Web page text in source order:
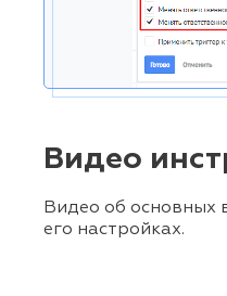
Видео
Видео об основных
его настройках.